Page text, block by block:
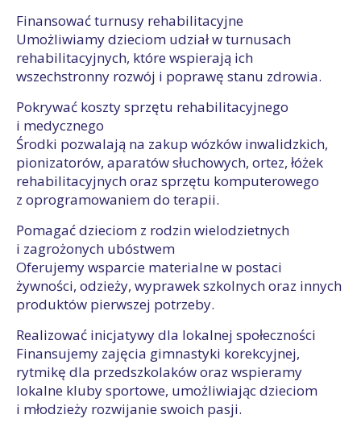
Finansować turnusy rehabilitacyjne
Umożliwiamy dzieciom udział w turnusach
rehabilitacyjnych, które wspierają ich
wszechstronny rozwój i poprawę stanu zdrowia.
Pokrywać koszty sprzętu rehabilitacyjnego
i medycznego
Środki pozwalają na zakup wózków inwalidzkich,
pionizatorów, aparatów słuchowych, ortez, łóżek
rehabilitacyjnych oraz sprzętu komputerowego
z oprogramowaniem do terapii.
Pomagać dzieciom z rodzin wielodzietnych
i zagrożonych ubóstwem
Oferujemy wsparcie materialne w postaci
żywności, odzieży, wyprawek szkolnych oraz innych
produktów pierwszej potrzeby.
Realizować inicjatywy dla lokalnej społeczności
Finansujemy zajęcia gimnastyki korekcyjnej,
rytmikę dla przedszkolaków oraz wspieramy
lokalne kluby sportowe, umożliwiając dzieciom
i młodzieży rozwijanie swoich pasji.